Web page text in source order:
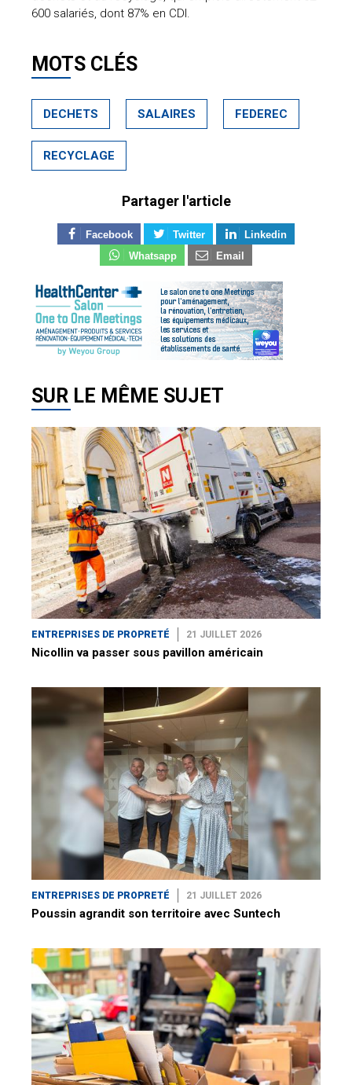
600 salariés, dont 87% en CDI.
MOTS CLÉS
DECHETS SALAIRES FEDEREC
RECYCLAGE
Partager l'article
Facebook Twitter
Linkedin
Whatsapp
Email
SUR LE MÊME SUJET
ENTREPRISES DE PROPRETÉ 21 JUILLET 2026
Nicollin va passer sous pavillon américain
ENTREPRISES DE PROPRETÉ 21 JUILLET 2026
Poussin agrandit son territoire avec Suntech